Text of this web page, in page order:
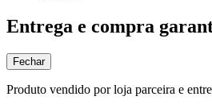
Entrega e compra
Fechar
Produto vendido por loja parceira e